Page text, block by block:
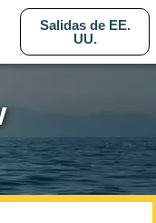
Salidas de EE.
UU.